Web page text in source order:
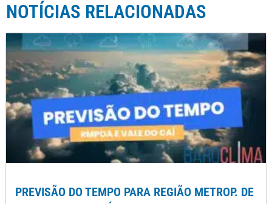
NOTÍCIAS RELACIONADAS
PREVISÃO DO TEMPO PARA REGIÃO METROP. DE